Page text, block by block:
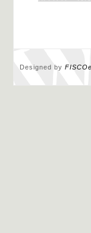
Designed by